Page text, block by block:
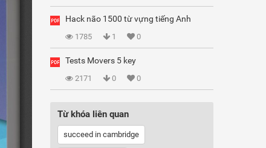
Hack não 1500 từ vựng tiếng Anh
1785 1 0
Tests Movers 5 key
2171 0 0
Từ khóa liên quan
succeed in cambridge